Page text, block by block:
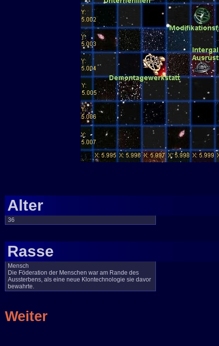
Alter
36
Rasse
Mensch
Die Föderation der Menschen war am Rande des
Aussterbens, als eine neue Klontechnologie sie davor
bewahrte.
Weiter